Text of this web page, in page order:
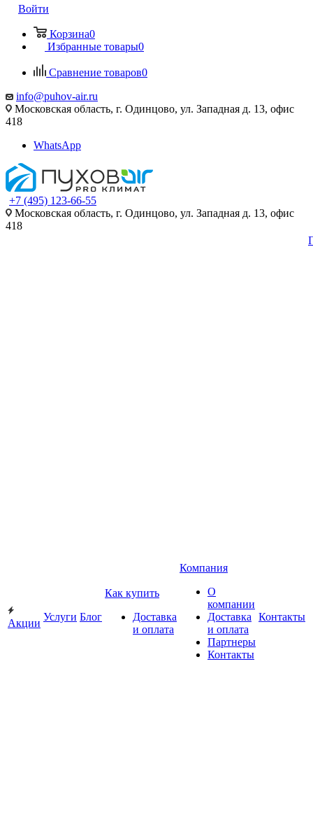
Войти
Корзина0
Избранные товары0
Сравнение товаров0
info@puhov-air.ru
Московская область, г. Одинцово, ул. Западная д. 13, офис
418
WhatsApp
+7 (495) 123-66-55
Московская область, г. Одинцово, ул. Западная д. 13, офис
418
Акции
Услуги Блог
Как купить
Доставка
и оплата
Компания
О
компании
Доставка
и оплата
Партнеры
Контакты
Контакты